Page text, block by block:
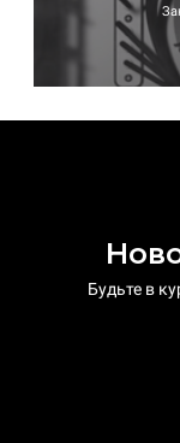
Будьте в